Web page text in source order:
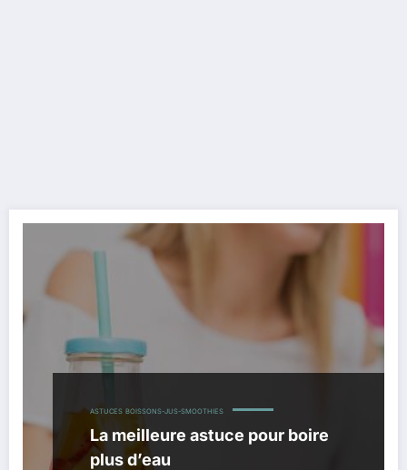
ASTUCES BOISSONS-JUS-SMOOTHIES
La meilleure astuce pour boire
plus d’eau